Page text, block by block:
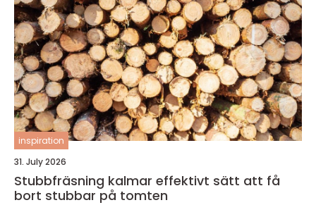
inspiration
31. July 2026
Stubbfräsning kalmar effektivt sätt att få
bort stubbar på tomten